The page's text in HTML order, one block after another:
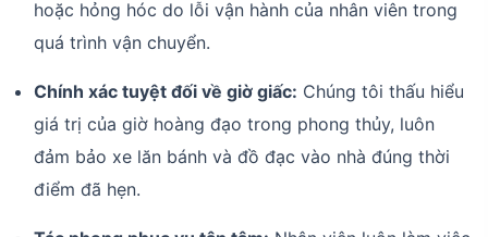
hoặc hỏng hóc do lỗi vận hành của nhân viên trong
quá trình vận chuyển.
Chính xác tuyệt đối về giờ giấc: Chúng tôi thấu hiểu
giá trị của giờ hoàng đạo trong phong thủy, luôn
đảm bảo xe lăn bánh và đồ đạc vào nhà đúng thời
điểm đã hẹn.